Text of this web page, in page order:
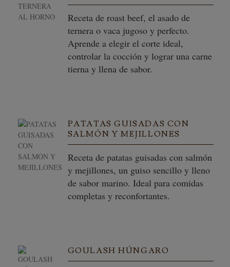
Receta de roast beef, el asado de
ternera o vaca jugoso y perfecto.
Aprende a elegir el corte ideal,
controlar la cocción y lograr una carne
tierna y llena de sabor.
PATATAS GUISADAS CON
SALMÓN Y MEJILLONES
Receta de patatas guisadas con salmón
y mejillones, un guiso sencillo y lleno
de sabor marino. Ideal para comidas
completas y reconfortantes.
GOULASH HÚNGARO